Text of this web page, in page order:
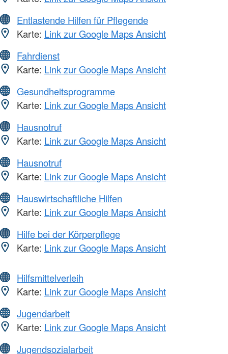
Entlastende Hilfen für Pflegende
Karte: Link zur Google Maps Ansicht
Fahrdienst
Karte: Link zur Google Maps Ansicht
Gesundheitsprogramme
Karte: Link zur Google Maps Ansicht
Hausnotruf
Karte: Link zur Google Maps Ansicht
Hausnotruf
Karte: Link zur Google Maps Ansicht
Hauswirtschaftliche Hilfen
Karte: Link zur Google Maps Ansicht
Hilfe bei der Körperpflege
Karte: Link zur Google Maps Ansicht
Hilfsmittelverleih
Karte: Link zur Google Maps Ansicht
Jugendarbeit
Karte: Link zur Google Maps Ansicht
Jugendsozialarbeit